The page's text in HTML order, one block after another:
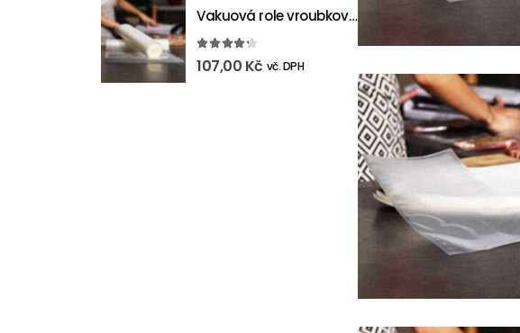
Vakuová role vroubkovaná 300 mm (6m)
4.17 out of 5
107,00 Kč vč. DPH